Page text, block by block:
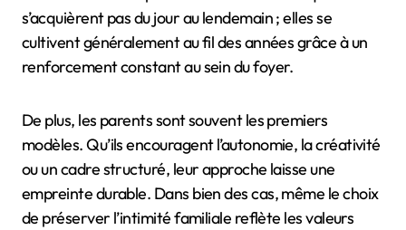
s’acquièrent pas du jour au lendemain ; elles se
cultivent généralement au fil des années grâce à un
renforcement constant au sein du foyer.
De plus, les parents sont souvent les premiers
modèles. Qu’ils encouragent l’autonomie, la créativité
ou un cadre structuré, leur approche laisse une
empreinte durable. Dans bien des cas, même le choix
de préserver l’intimité familiale reflète les valeurs